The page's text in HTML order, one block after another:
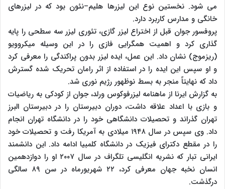
می شود. نخستین نوع این لیزرها هلیم–نئون بود که در لیزرهای
خانگی و مدارس کاربرد دارد.
پروفسور جوان قبل از اختراع لیزر گازی، تئوری لیزر سه سطحی را پایه
گذاری کرد و اهمیت همگرایی فازی را در این وسیله میکروویو
(ریزموج) نشان داد. این عمل، ایده لیزر بدون پراکندگی را معرفی کرد
و او سپس این ایده را در استفاده از اثر رامان تحریک شده گسترش
داد که نهایتاً منجر به بسط نوظهور رژیم نوری شد.
به گزارش ایرنا از ماهنامه لیزرفوکوس ورلد، جوان از کودکی به ریاضیات
و بازی با اعداد علاقه داشت، دوران دبیرستان را در دبیرستان البرز
تهران گذراند و تحصیلات دانشگاهی خود را در دانشگاه تهران انجام
داد. وی سپس در سال ۱۹۴۸ میلادی به آمریکا رفت و تحصیلات خود
را در مقطع دکترای فیزیک در دانشگاه کلمبیا ادامه داد. این دانشمند
ایرانی تبار که نشریه انگلیسی تلگراف در سال ۲۰۰۷ او را دوازدهمین
انسان نخبه جهان معرفی کرد، ۲۲ شهریورماه در سن ۸۹ سالگی
درگذشت.